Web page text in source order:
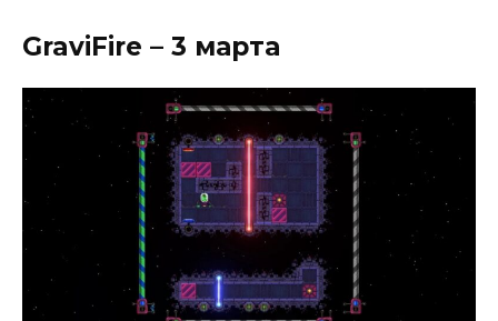
GraviFire – 3 марта